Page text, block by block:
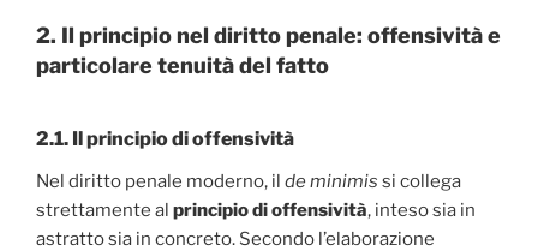
2. Il principio nel diritto penale: offensività e
particolare tenuità del fatto
2.1. Il principio di offensività
Nel diritto penale moderno, il de minimis si collega
strettamente al principio di offensività, inteso sia in
astratto sia in concreto. Secondo l’elaborazione